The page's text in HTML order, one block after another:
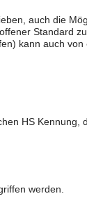
auch die
Standard
kann auch von
HS Kennung,
werden.